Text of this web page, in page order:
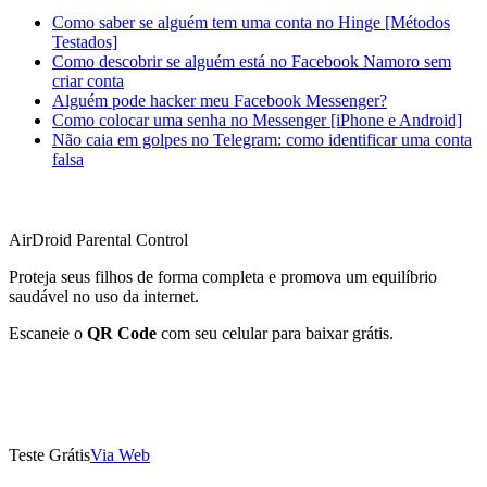
Como saber se alguém tem uma conta no Hinge [Métodos
Testados]
Como descobrir se alguém está no Facebook Namoro sem
criar conta
Alguém pode hacker meu Facebook Messenger?
Como colocar uma senha no Messenger [iPhone e Android]
Não caia em golpes no Telegram: como identificar uma conta
falsa
AirDroid Parental Control
Proteja seus filhos de forma completa e promova um equilíbrio
saudável no uso da internet.
Escaneie o QR Code com seu celular para baixar grátis.
Teste GrátisVia Web